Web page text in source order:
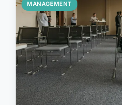
MANAGEMENT